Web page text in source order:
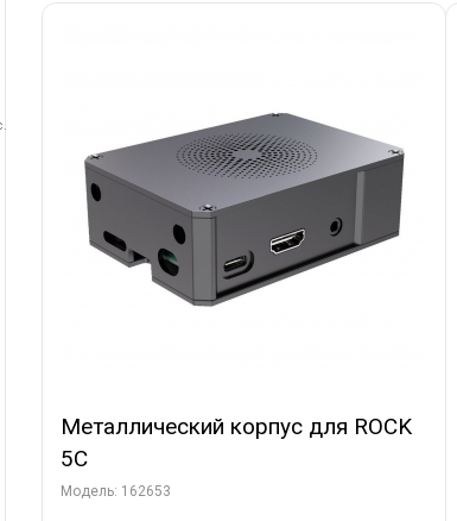
Металлический корпус для ROCK
5C
Модель: 162653